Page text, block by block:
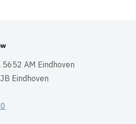
AM Eindhoven
Eindhoven